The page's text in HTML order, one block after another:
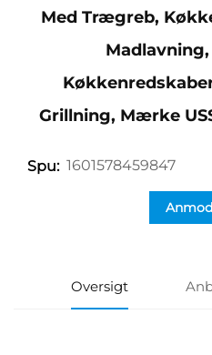
Med Trægreb,
Grillning, Mærke
Spu: 1601578459847
Oversigt